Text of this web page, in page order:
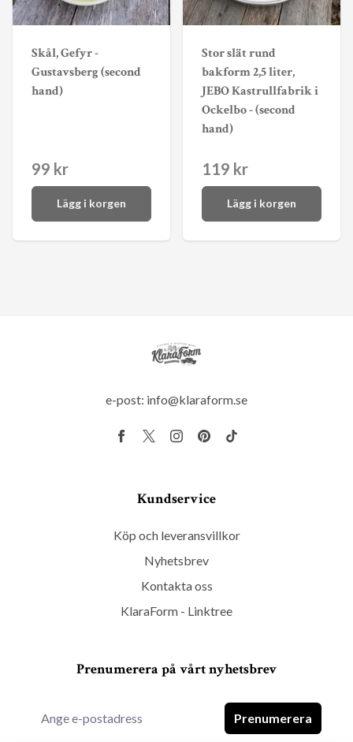
Skål, Gefyr -
Gustavsberg (second
hand)
99 kr
Lägg i korgen
Stor slät rund
bakform 2,5 liter,
JEBO Kastrullfabrik i
Ockelbo - (second
hand)
119 kr
Lägg i korgen
e-post: info@klaraform.se
Kundservice
Köp och leveransvillkor
Nyhetsbrev
Kontakta oss
KlaraForm - Linktree
Prenumerera på vårt nyhetsbrev
Prenumerera